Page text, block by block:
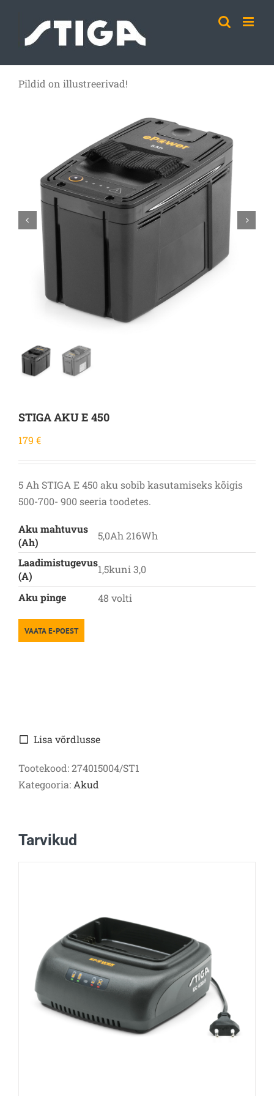
content
Pildid on illustreerivad!
STIGA AKU E 450
179 €
5 Ah STIGA E 450 aku sobib kasutamiseks kõigis
500-700- 900 seeria toodetes.
Aku mahtuvus
(Ah)
5,0Ah 216Wh
Laadimistugevus
(A)
1,5kuni 3,0
Aku pinge 48 volti
VAATA E-POEST
Lisa võrdlusse
Tootekood:274015004/ST1
Kategooria: Akud
Tarvikud